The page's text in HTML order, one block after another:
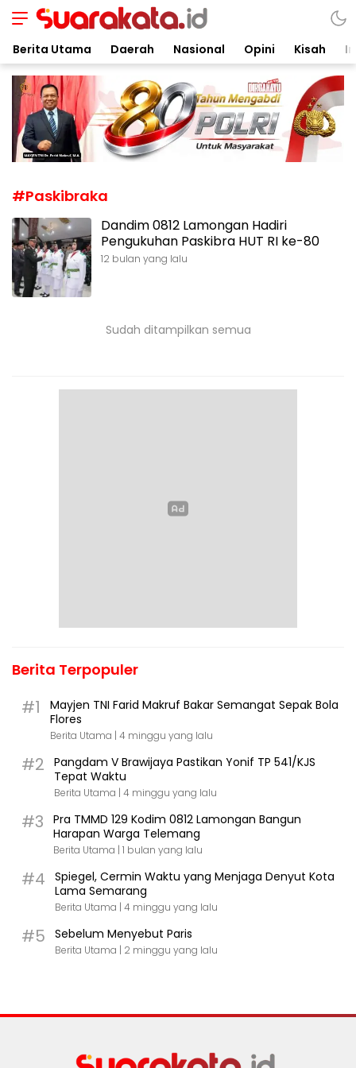
Suarakata.id
Kata Bicara Suara Bergerak
Berita Utama Daerah Nasional Opini Kisah
#Paskibraka
Dandim 0812 Lamongan Hadiri
Pengukuhan Paskibra HUT RI ke-80
12 bulan yang lalu
Sudah ditampilkan semua
Berita Terpopuler
#1
Mayjen TNI Farid Makruf Bakar Semangat Sepak Bola
Flores
Berita Utama | 4 minggu yang lalu
#2
Pangdam V Brawijaya Pastikan Yonif TP 541/KJS
Tepat Waktu
Berita Utama | 4 minggu yang lalu
#3
Pra TMMD 129 Kodim 0812 Lamongan Bangun
Harapan Warga Telemang
Berita Utama | 1 bulan yang lalu
#4
Spiegel, Cermin Waktu yang Menjaga Denyut Kota
Lama Semarang
Berita Utama | 4 minggu yang lalu
#5 Sebelum Menyebut Paris
Berita Utama | 2 minggu yang lalu